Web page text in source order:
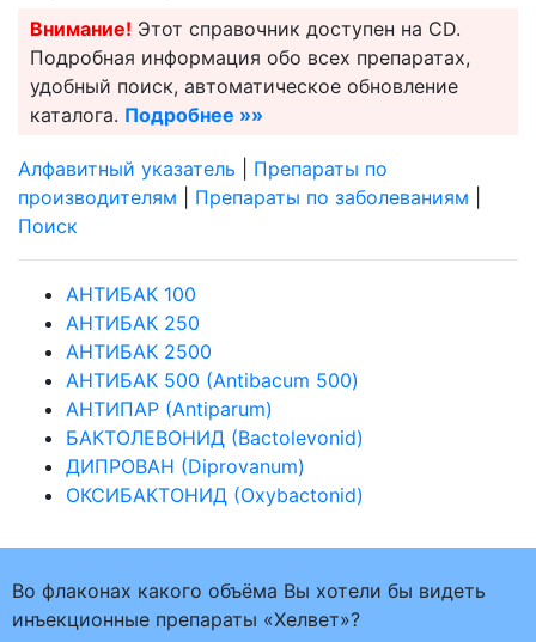
Внимание! Этот справочник доступен на CD.
Подробная информация обо всех препаратах,
удобный поиск, автоматическое обновление
каталога. Подробнее »»
Алфавитный указатель
Препараты по
производителям
Препараты по заболеваниям
Поиск
АНТИБАК 100
АНТИБАК 250
АНТИБАК 2500
АНТИБАК 500 (Antibacum 500)
АНТИПАР (Antiparum)
БАКТОЛЕВОНИД (Bactolevonid)
ДИПРОВАН (Diprovanum)
ОКСИБАКТОНИД (Oxybactonid)
Во флаконах какого объёма Вы хотели бы видеть
инъекционные препараты «Хелвет»?